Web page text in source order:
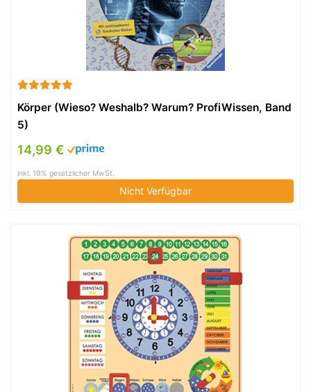
Körper (Wieso? Weshalb? Warum? ProfiWissen, Band
5)
14,99 €
inkl. 19% gesetzlicher MwSt.
Nicht Verfügbar